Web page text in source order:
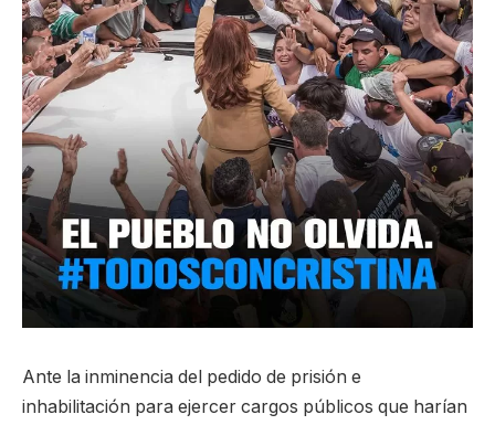
Ante la inminencia del pedido de prisión e
inhabilitación para ejercer cargos públicos que harían